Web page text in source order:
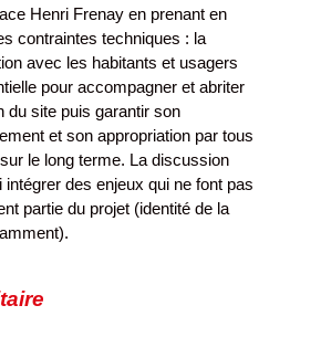
Henri Frenay en prenant en
contraintes techniques : la
avec les habitants et usagers
pour accompagner et abriter
du site puis garantir son
et son appropriation par tous
le long terme. La discussion
intégrer des enjeux qui ne font pas
partie du projet (identité de la